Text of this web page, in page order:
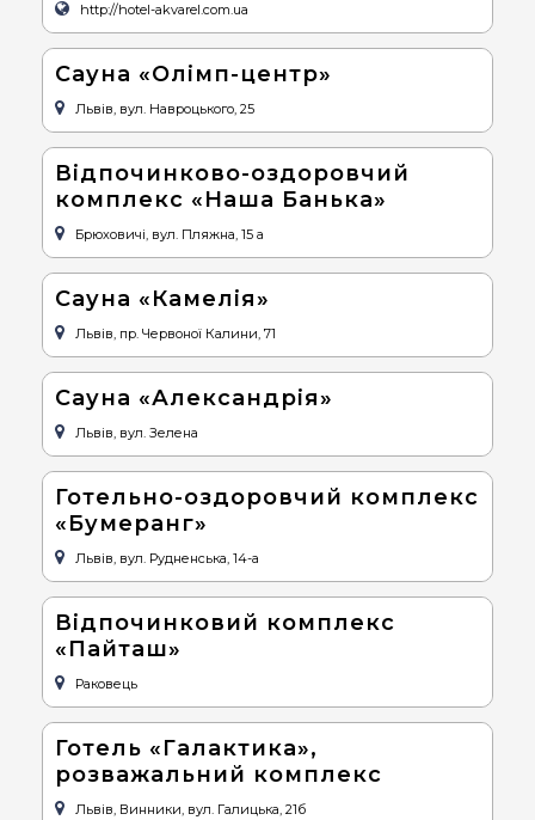
http://hotel-akvarel.com.ua
Сауна «Олімп-центр»
Львів, вул. Навроцького, 25
Відпочинково-оздоровчий
комплекс «Наша Банька»
Брюховичі, вул. Пляжна, 15 а
Сауна «Камелія»
Львів, пр. Червоної Калини, 71
Сауна «Александрія»
Львів, вул. Зелена
Готельно-оздоровчий комплекс
«Бумеранг»
Львів, вул. Рудненська, 14-а
Відпочинковий комплекс
«Пайташ»
Раковець
Готель «Галактика»,
розважальний комплекс
Львів, Винники, вул. Галицька, 21б